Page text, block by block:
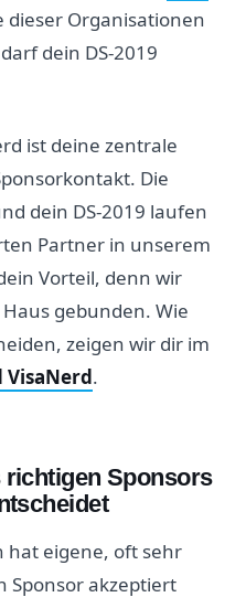
dieser Organisationen
dein DS-2019
ist deine zentrale
Die
dein DS-2019 laufen
Partner in unserem
Vorteil, denn wir
gebunden. Wie
zeigen wir dir im
VisaNerd.
richtigen Sponsors
hat eigene, oft sehr
Sponsor akzeptiert